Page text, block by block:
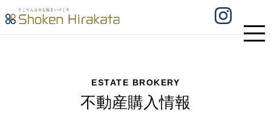
ESTATE BROKERY
不動産購入情報